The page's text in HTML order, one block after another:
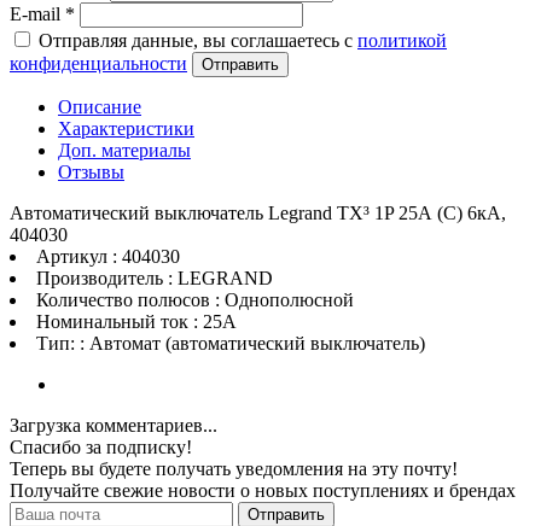
E-mail *
Отправляя данные, вы соглашаетесь с политикой
конфиденциальности
Отправить
Описание
Характеристики
Доп. материалы
Отзывы
Автоматический выключатель Legrand TX³ 1P 25А (C) 6кА,
404030
Артикул : 404030
Производитель : LEGRAND
Количество полюсов : Однополюсной
Номинальный ток : 25A
Тип: : Автомат (автоматический выключатель)
Загрузка комментариев...
Спасибо за подписку!
Теперь вы будете получать уведомления на эту почту!
Получайте свежие новости о новых поступлениях и брендах
Отправить